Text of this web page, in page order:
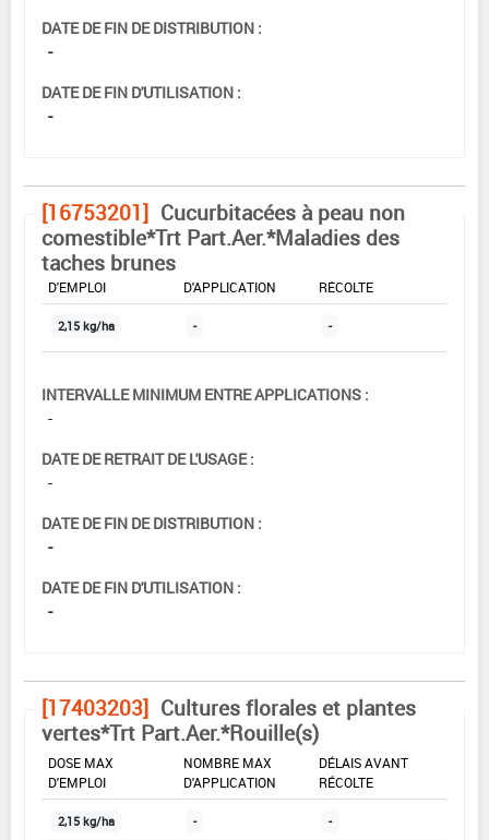
DATE DE FIN DE DISTRIBUTION :
-
DATE DE FIN D'UTILISATION :
-
[16753201] Cucurbitacées à peau non
comestible*Trt Part.Aer.*Maladies des
taches brunes
DOSE MAX
D'EMPLOI
D'APPLICATION
RÉCOLTE
2,15 kg/ha - -
INTERVALLE MINIMUM ENTRE APPLICATIONS :
-
DATE DE RETRAIT DE L'USAGE :
-
DATE DE FIN DE DISTRIBUTION :
-
DATE DE FIN D'UTILISATION :
-
[17403203] Cultures florales et plantes
vertes*Trt Part.Aer.*Rouille(s)
DOSE MAX
D'EMPLOI
NOMBRE MAX
D'APPLICATION
DÉLAIS AVANT
RÉCOLTE
2,15 kg/ha - -